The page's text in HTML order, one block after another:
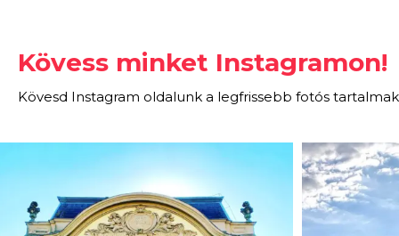
Kövess minket Instagramon!
Kövesd Instagram oldalunk a legfrissebb fotós